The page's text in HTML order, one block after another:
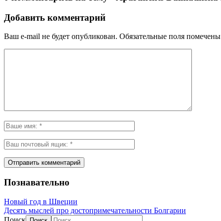
Добавить комментарий
Ваш e-mail не будет опубликован. Обязательные поля
Познавательно
Новый год в Швеции
Десять мыслей про достопримечательности Болгарии